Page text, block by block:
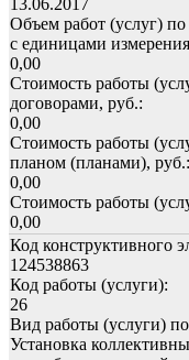
Объем работ (услуг)
с единицами
0,00
Стоимость работы
договорами, руб.:
0,00
Стоимость работы
планом (планами), руб.:
0,00
Стоимость работы
0,00
Код конструктивного
124538863
Код работы (услуги):
26
Вид работы (услуги)
Установка